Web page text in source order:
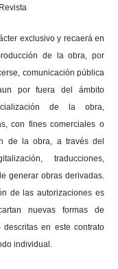
exclusivo y recaerá en
de la obra, por
comunicación pública
por fuera del ámbito
de la obra,
con fines comerciales o
de la obra, a través del
traducciones,
generar obras derivadas.
de las autorizaciones es
nuevas formas de
en este contrato
individual.